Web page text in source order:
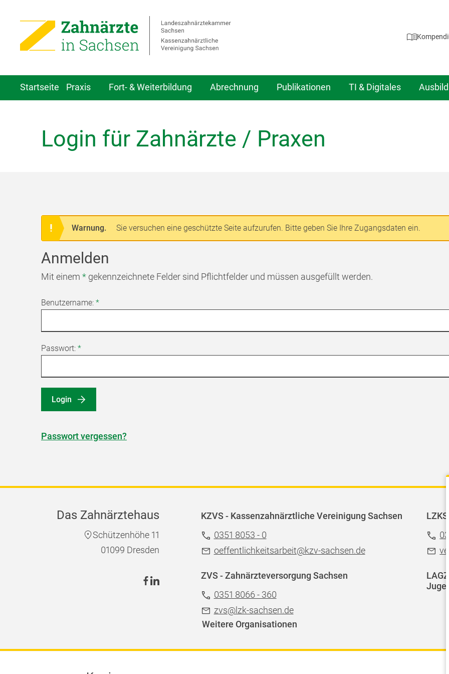
Startseite Praxis Fort- & Weiterbildung Abrechnung Publikationen TI & Digitales
Login für Zahnärzte / Praxen
Warnung. Sie versuchen eine geschützte Seite aufzurufen. Bitte geben Sie Ihre Zugangsdaten ein.
Anmelden
Mit einem * gekennzeichnete Felder sind Pflichtfelder und müssen ausgefüllt werden.
Benutzername: *
Passwort: *
Login
Passwort vergessen?
Das Zahnärztehaus
Schützenhöhe 11
01099 Dresden
KZVS - Kassenzahnärztliche Vereinigung Sachsen
0351 8053 - 0
oeffentlichkeitsarbeit@kzv-sachsen.de
ZVS - Zahnärzteversorgung Sachsen
0351 8066 - 360
zvs@lzk-sachsen.de
Weitere Organisationen